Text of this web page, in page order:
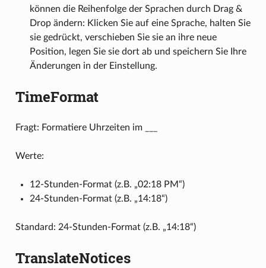
können die Reihenfolge der Sprachen durch Drag &
Drop ändern: Klicken Sie auf eine Sprache, halten Sie
sie gedrückt, verschieben Sie sie an ihre neue
Position, legen Sie sie dort ab und speichern Sie Ihre
Änderungen in der Einstellung.
TimeFormat
Fragt: Formatiere Uhrzeiten im ___
Werte:
12-Stunden-Format (z.B. „02:18 PM“)
24-Stunden-Format (z.B. „14:18“)
Standard: 24-Stunden-Format (z.B. „14:18“)
TranslateNotices